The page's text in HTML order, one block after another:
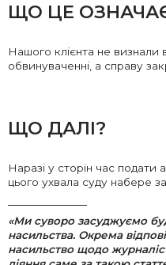
ЩО ЦЕ
Нашого клієнта не визнали
обвинуваченні, а справу
ЩО ДАЛІ?
Наразі у сторін час подати
цього ухвала суду набере
«Ми суворо засуджуємо
насильства. Окрема
насильство щодо